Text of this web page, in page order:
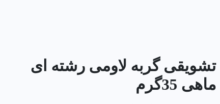
تشویقی گربه لاومی رشته ای
ماهی 35گرم